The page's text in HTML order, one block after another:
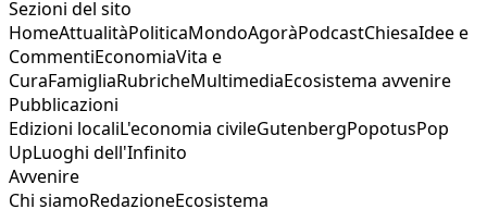
Sezioni del sito
HomeAttualitàPoliticaMondoAgoràPodcastChiesaIdee e
CommentiEconomiaVita e
CuraFamigliaRubricheMultimediaEcosistema avvenire
Pubblicazioni
Edizioni localiL'economia civileGutenbergPopotusPop
UpLuoghi dell'Infinito
Avvenire
Chi siamoRedazioneEcosistema